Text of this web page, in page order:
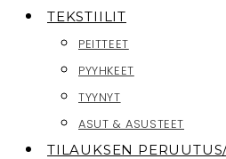
TEKSTIILIT
PEITTEET
PYYHKEET
TYYNYT
ASUT & ASUSTEET
TILAUKSEN